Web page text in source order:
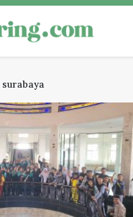
untuk masa depan